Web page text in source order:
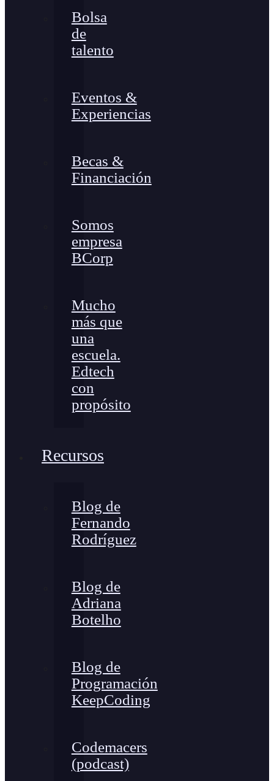
Bolsa
de
talento
Eventos &
Experiencias
Becas &
Financiación
Somos
empresa
BCorp
Mucho
más que
una
escuela.
Edtech
con
propósito
Recursos
Blog de
Fernando
Rodríguez
Blog de
Adriana
Botelho
Blog de
Programación
KeepCoding
Codemacers
(podcast)